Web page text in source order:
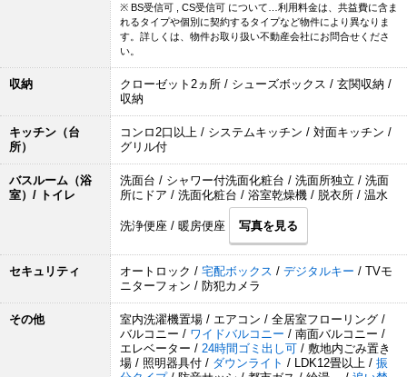
※ BS受信可 , CS受信可 について…利用料金は、共益費に含ま
れるタイプや個別に契約するタイプなど物件により異なりま
す。詳しくは、物件お取り扱い不動産会社にお問合せくださ
い。
収納
クローゼット2ヵ所 / シューズボックス / 玄関収納 /
収納
キッチン（台
所）
コンロ2口以上 / システムキッチン / 対面キッチン /
グリル付
バスルーム（浴
室）/ トイレ
洗面台 / シャワー付洗面化粧台 / 洗面所独立 / 洗面
所にドア / 洗面化粧台 / 浴室乾燥機 / 脱衣所 / 温水
洗浄便座 / 暖房便座 写真を見る
セキュリティ オートロック / 宅配ボックス / デジタルキー / TVモ
ニターフォン / 防犯カメラ
その他
室内洗濯機置場 / エアコン / 全居室フローリング /
バルコニー / ワイドバルコニー / 南面バルコニー /
エレベーター / 24時間ゴミ出し可 / 敷地内ごみ置き
場 / 照明器具付 / ダウンライト / LDK12畳以上 / 振